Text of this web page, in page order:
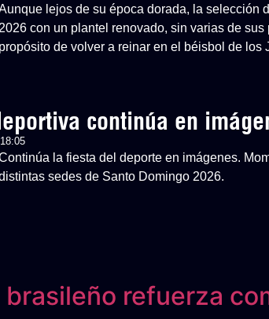
lejos de su época dorada, la selección
2026 con un plantel renovado, sin varias de
propósito de volver a reinar en el béisbol de
continúa en
la fiesta del deporte en imágenes.
sedes de Santo Domingo 2026.
refuerza